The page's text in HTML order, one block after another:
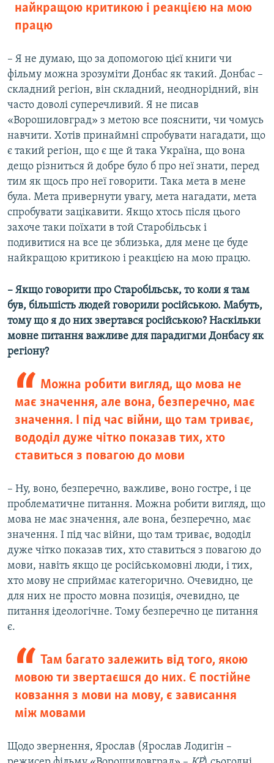
найкращою критикою і реакцією на мою
працю
– Я не думаю, що за допомогою цієї книги чи
фільму можна зрозуміти Донбас як такий. Донбас –
складний регіон, він складний, неоднорідний, він
часто доволі суперечливий. Я не писав
«Ворошиловград» з метою все пояснити, чи чомусь
навчити. Хотів принаймні спробувати нагадати, що
є такий регіон, що є ще й така Україна, що вона
дещо різниться й добре було б про неї знати, перед
тим як щось про неї говорити. Така мета в мене
була. Мета привернути увагу, мета нагадати, мета
спробувати зацікавити. Якщо хтось після цього
захоче таки поїхати в той Старобільськ і
подивитися на все це зблизька, для мене це буде
найкращою критикою і реакцією на мою працю.
– Якщо говорити про Старобільськ, то коли я там
був, більшість людей говорили російською. Мабуть,
тому що я до них звертався російською? Наскільки
мовне питання важливе для парадигми Донбасу як
регіону?
Можна робити вигляд, що мова не
має значення, але вона, безперечно, має
значення. І під час війни, що там триває,
вододіл дуже чітко показав тих, хто
ставиться з повагою до мови
– Ну, воно, безперечно, важливе, воно гостре, і це
проблематичне питання. Можна робити вигляд, що
мова не має значення, але вона, безперечно, має
значення. І під час війни, що там триває, вододіл
дуже чітко показав тих, хто ставиться з повагою до
мови, навіть якщо це російськомовні люди, і тих,
хто мову не сприймає категорично. Очевидно, це
для них не просто мовна позиція, очевидно, це
питання ідеологічне. Тому безперечно це питання
є.
Там багато залежить від того, якою
мовою ти звертаєшся до них. Є постійне
ковзання з мови на мову, є зависання
між мовами
Щодо звернення, Ярослав (Ярослав Лодигін –